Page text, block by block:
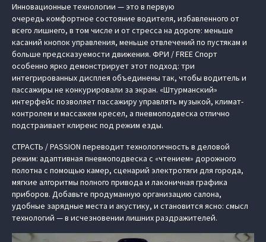
Инновационные технологии — это в первую
очередь комфортное состояние водителя, избавленного от
всего лишнего, в том числе и от стресса на дороге: меньше
касаний кнопок управления, меньше отвлечений по пустякам и
больше предсказуемости движения. ФРИ / FREE Спорт
особенно ярко демонстрирует этот подход: три
интегрированных дисплея объединены так, чтобы водитель и
пассажиры не конкурировали за экран. «Штурманский»
интерфейс позволяет пассажиру управлять музыкой, климат-
контролем и массажем кресел, а пневмоподвеска отлично
подстраивает клиренс под режим езды.
СТРАСТЬ / PASSION переводит технологичность в деловой
режим: адаптивная пневмоподвеска с «чтением» дорожного
полотна с помощью камер, сценарий электротяги для города,
мягкие алгоритмы полного привода и лаконичная графика
приборов. Добавьте продуманную организацию салона,
удобные зарядные места и акустику, и становится ясно: смысл
технологий — в исчезновении лишних раздражителей.